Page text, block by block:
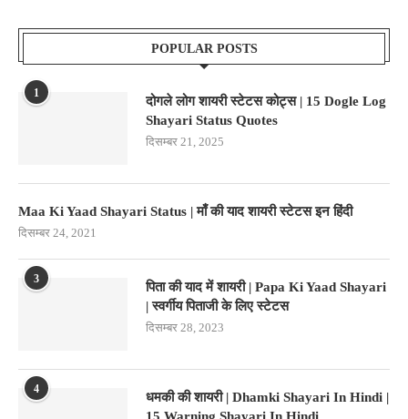
POPULAR POSTS
1
दोगले लोग शायरी स्टेटस कोट्स | 15 Dogle Log
Shayari Status Quotes
दिसम्बर 21, 2025
Maa Ki Yaad Shayari Status | माँ की याद शायरी स्टेटस इन हिंदी
दिसम्बर 24, 2021
3
पिता की याद में शायरी | Papa Ki Yaad Shayari
| स्वर्गीय पिताजी के लिए स्टेटस
दिसम्बर 28, 2023
4
धमकी की शायरी | Dhamki Shayari In Hindi |